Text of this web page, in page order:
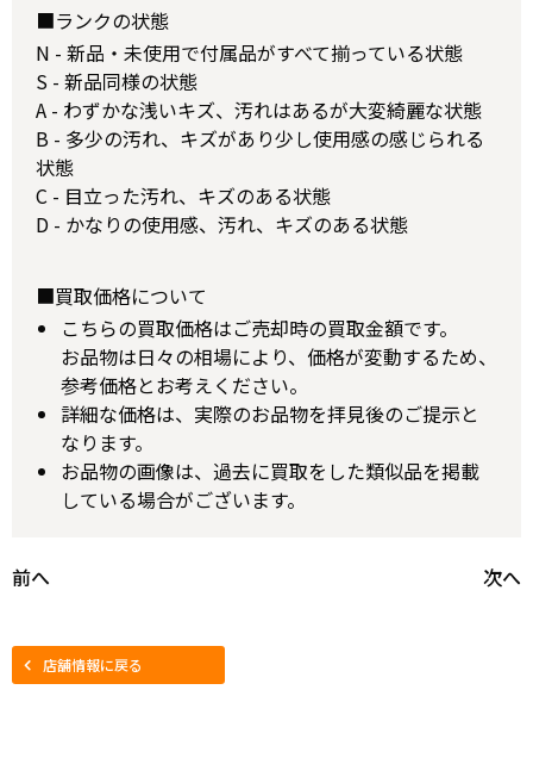
■ランクの状態
N - 新品・未使用で付属品がすべて揃っている状態
S - 新品同様の状態
A - わずかな浅いキズ、汚れはあるが大変綺麗な状態
B - 多少の汚れ、キズがあり少し使用感の感じられる
状態
C - 目立った汚れ、キズのある状態
D - かなりの使用感、汚れ、キズのある状態
■買取価格について
こちらの買取価格はご売却時の買取金額です。
お品物は日々の相場により、価格が変動するため、
参考価格とお考えください。
詳細な価格は、実際のお品物を拝見後のご提示と
なります。
お品物の画像は、過去に買取をした類似品を掲載
している場合がございます。
前へ 次へ
店舗情報に戻る